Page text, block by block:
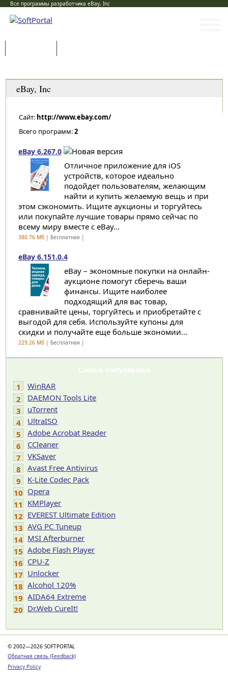
Все программы разработчика eBay, Inc
eBay, Inc
Сайт: http://www.ebay.com/
Всего программ:2
eBay 6.267.0
Отличное приложение для iOS
устройств, которое идеально
подойдет пользователям, желающим
найти и купить желаемую вещь и при
этом сэкономить. Ищите аукционы и торгуйтесь
или покупайте лучшие товары прямо сейчас по
всему миру вместе с eBay...
380.76 Мб| Бесплатная |
eBay 6.151.0.4
eBay – экономные покупки на онлайн-
аукционе помогут сберечь ваши
финансы. Ищите наиболее
подходящий для вас товар,
сравнивайте цены, торгуйтесь и приобретайте с
выгодой для себя. Используйте купоны для
скидки и получайте еще больше экономии...
229.26 Мб| Бесплатная |
Самые популярные
1
WinRAR
2
DAEMON Tools Lite
3
uTorrent
4
UltraISO
5
Adobe Acrobat Reader
6
CCleaner
7
VKSaver
8
Avast Free Antivirus
9
K-Lite Codec Pack
10 Opera
11 KMPlayer
12 EVEREST Ultimate Edition
13 AVG PC Tuneup
14 MSI Afterburner
15 Adobe Flash Player
16 CPU-Z
17 Unlocker
18 Alcohol 120%
19 AIDA64 Extreme
20 Dr.Web CureIt!
© 2002—2026 SOFTPORTAL
Обратная связь (Feedback)
Privacy Policy